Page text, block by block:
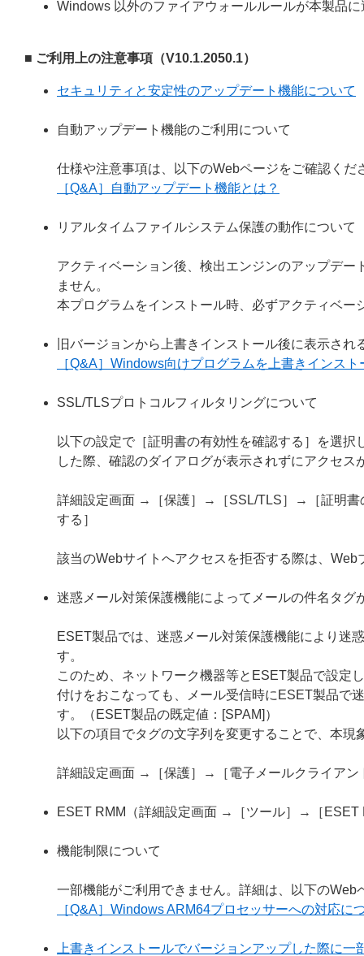
Windows 以外のファイアウォールルールが本製品
■ ご利用上の注意事項（V10.1.2050.1）
セキュリティと安定性のアップデート機能について
自動アップデート機能のご利用について
仕様や注意事項は、以下のWebページをご確認くだ
［Q&A］自動アップデート機能とは？
リアルタイムファイルシステム保護の動作について
アクティベーション後、検出エンジンのアップデ
ません。
本プログラムをインストール時、必ずアクティベ
旧バージョンから上書きインストール後に表示され
［Q&A］Windows向けプログラムを上書きインス
SSL/TLSプロトコルフィルタリングについて
以下の設定で［証明書の有効性を確認する］を選
した際、確認のダイアログが表示されずにアクセス
詳細設定画面 →［保護］→［SSL/TLS］→［証明書
する］
該当のWebサイトへアクセスを拒否する際は、
迷惑メール対策保護機能によってメールの件名タグ
ESET製品では、迷惑メール対策保護機能により迷
す。
このため、ネットワーク機器等とESET製品で設定
付けをおこなっても、メール受信時にESET製品で
す。（ESET製品の既定値：[SPAM]）
以下の項目でタグの文字列を変更することで、本現
詳細設定画面 →［保護］→［電子メールクライア
ESET RMM（詳細設定画面 →［ツール］→［ESET
機能制限について
一部機能がご利用できません。詳細は、以下の
［Q&A］Windows ARM64プロセッサーへの対応に
上書きインストールでバージョンアップした際に一